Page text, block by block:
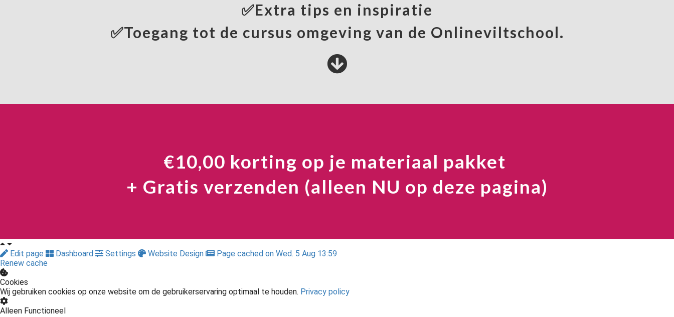
✅Extra tips en inspiratie
✅Toegang tot de cursus omgeving van de Onlineviltschool.
€10,00 korting op je materiaal pakket
+ Gratis verzenden (alleen NU op deze pagina)
Edit page Dashboard Settings Website Design
Page cached on Wed. 5 Aug 13:59
Renew cache
Cookies
Wij gebruiken cookies op onze website om de gebruikerservaring optimaal te houden. Privacy policy
Alleen Functioneel